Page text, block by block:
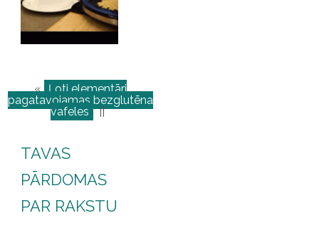
« Ļoti elementāri
pagatavojamas bezglutēna
vafeles ||
TAVAS
PĀRDOMAS
PAR RAKSTU